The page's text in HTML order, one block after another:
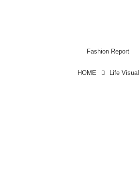
Fashion Report
HOME Life Visual